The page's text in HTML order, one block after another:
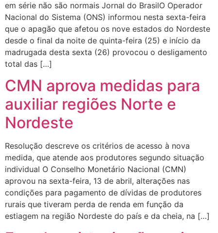
em série não são normais Jornal do BrasilO Operador
Nacional do Sistema (ONS) informou nesta sexta-feira
que o apagão que afetou os nove estados do Nordeste
desde o final da noite de quinta-feira (25) e início da
madrugada desta sexta (26) provocou o desligamento
total das […]
CMN aprova medidas para
auxiliar regiões Norte e
Nordeste
Resolução descreve os critérios de acesso à nova
medida, que atende aos produtores segundo situação
individual O Conselho Monetário Nacional (CMN)
aprovou na sexta-feira, 13 de abril, alterações nas
condições para pagamento de dívidas de produtores
rurais que tiveram perda de renda em função da
estiagem na região Nordeste do país e da cheia, na […]